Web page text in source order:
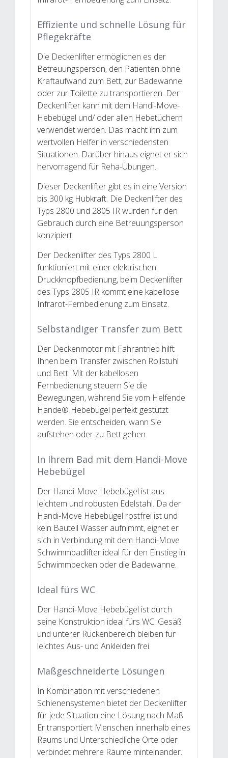
Effiziente und schnelle Lösung für
Pflegekräfte
Die Deckenlifter ermöglichen es der
Betreuungsperson, den Patienten ohne
Kraftaufwand zum Bett, zur Badewanne
oder zur Toilette zu transportieren. Der
Deckenlifter kann mit dem Handi-Move-
Hebebügel und/ oder allen Hebetüchern
verwendet werden. Das macht ihn zum
wertvollen Helfer in verschiedensten
Situationen. Darüber hinaus eignet er sich
hervorragend für Reha-Übungen.
Dieser Deckenlifter gibt es in eine Version
bis 300 kg Hubkraft. Die Deckenlifter des
Typs 2800 und 2805 IR wurden für den
Gebrauch durch eine Betreuungsperson
konzipiert.
Der Deckenlifter des Typs 2800 L
funktioniert mit einer elektrischen
Druckknopfbedienung, beim Deckenlifter
des Typs 2805 IR kommt eine kabellose
Infrarot-Fernbedienung zum Einsatz.
Selbständiger Transfer zum Bett
Der Deckenmotor mit Fahrantrieb hilft
Ihnen beim Transfer zwischen Rollstuhl
und Bett. Mit der kabellosen
Fernbedienung steuern Sie die
Bewegungen, während Sie vom Helfende
Hände® Hebebügel perfekt gestützt
werden. Sie entscheiden, wann Sie
aufstehen oder zu Bett gehen.
In Ihrem Bad mit dem Handi-Move
Hebebügel
Der Handi-Move Hebebügel ist aus
leichtem und robusten Edelstahl. Da der
Handi-Move Hebebügel rostfrei ist und
kein Bauteil Wasser aufnimmt, eignet er
sich in Verbindung mit dem Handi-Move
Schwimmbadlifter ideal für den Einstieg in
Schwimmbecken oder die Badewanne.
Ideal fürs WC
Der Handi-Move Hebebügel ist durch
seine Konstruktion ideal fürs WC: Gesäß
und unterer Rückenbereich bleiben für
leichtes Aus- und Ankleiden frei.
Maßgeschneiderte Lösungen
In Kombination mit verschiedenen
Schienensystemen bietet der Deckenlifter
für jede Situation eine Lösung nach Maß
Er transportiert Menschen innerhalb eines
Raums und Unterschiedliche Orte oder
verbindet mehrere Räume minteinander.